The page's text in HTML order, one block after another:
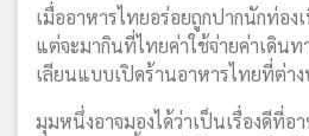
เมื่ออาหารไทยอร่อยถูกปากนักท่อง
แต่จะมากินที่ไทยค่าใช้จ่ายค่าเดินท
เลียนแบบเปิดร้านอาหารไทยที่ต่าง
มุมหนึ่งอาจมองได้ว่าเป็นเรื่องดีที่อ